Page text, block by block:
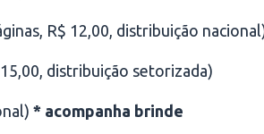
R$ 12,00, distribuição
distribuição setorizada)
* acompanha brinde